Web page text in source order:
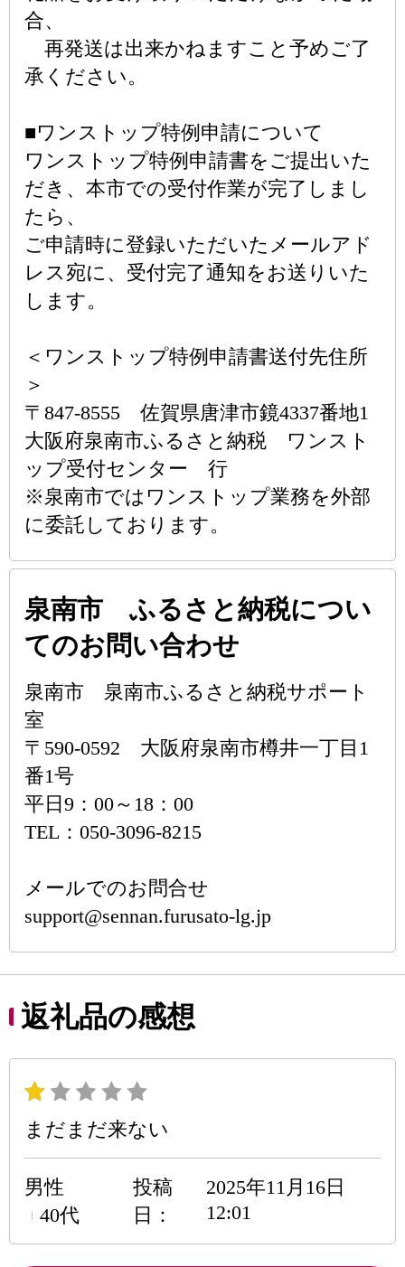
合、
再発送は出来かねますこと予めご了
承ください。
■ワンストップ特例申請について
ワンストップ特例申請書をご提出いた
だき、本市での受付作業が完了しまし
たら、
ご申請時に登録いただいたメールアド
レス宛に、受付完了通知をお送りいた
します。
＜ワンストップ特例申請書送付先住所
＞
〒847-8555 佐賀県唐津市鏡4337番地1
大阪府泉南市ふるさと納税 ワンスト
ップ受付センター 行
※泉南市ではワンストップ業務を外部
に委託しております。
泉南市 ふるさと納税につい
てのお問い合わせ
泉南市 泉南市ふるさと納税サポート
室
〒590-0592 大阪府泉南市樽井一丁目1
番1号
平日9：00～18：00
TEL：050-3096-8215
メールでのお問合せ
support@sennan.furusato-lg.jp
返礼品の感想
まだまだ来ない
男性
40代
投稿
日
2025年11月16日
12:01